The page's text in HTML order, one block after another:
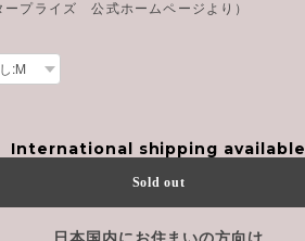
ープライズ 公式ホームページより）
International shipping available
Sold out